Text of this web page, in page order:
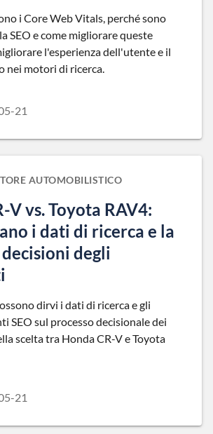
i Core Web Vitals, perché sono
SEO e come migliorare queste
l'esperienza dell'utente e il
nei motori di ricerca.
21
AUTOMOBILISTICO
V vs. Toyota RAV4:
i dati di ricerca e la
decisioni degli
dirvi i dati di ricerca e gli
SEO sul processo decisionale dei
scelta tra Honda CR-V e Toyota
21